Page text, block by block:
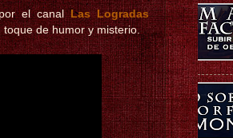
por el canalLas Logradas
de humor y misterio.